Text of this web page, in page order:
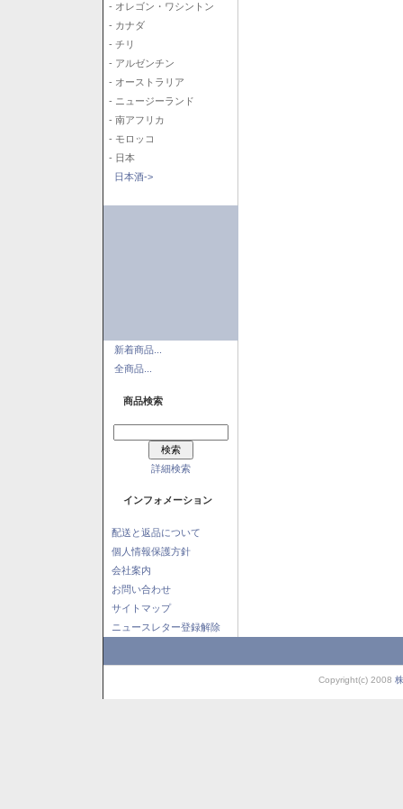
- オレゴン・ワシントン
- カナダ
- チリ
- アルゼンチン
- オーストラリア
- ニュージーランド
- 南アフリカ
- モロッコ
- 日本
日本酒->
新着商品...
全商品...
商品検索
詳細検索
インフォメーション
配送と返品について
個人情報保護方針
会社案内
お問い合わせ
サイトマップ
ニュースレター登録解除
Copyright(c) 2008